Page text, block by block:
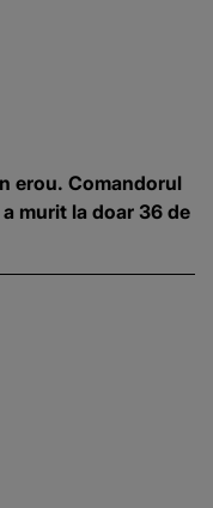
erou. Comandorul
murit la doar 36 de